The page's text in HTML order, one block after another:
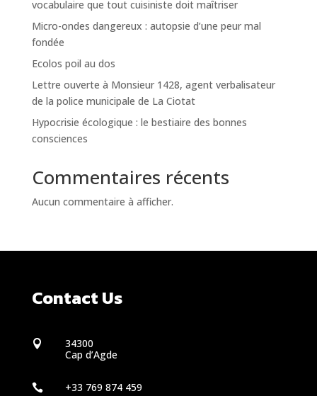
vocabulaire que tout cuisiniste doit maîtriser
Micro-ondes dangereux : autopsie d’une peur mal
fondée
Ecolos poil au dos
Lettre ouverte à Monsieur 1428, agent verbalisateur
de la police municipale de La Ciotat
Hypocrisie écologique : le bestiaire des bonnes
consciences
Commentaires récents
Aucun commentaire à afficher.
Contact Us

34300
Cap d’Agde
 +33 769 874 459